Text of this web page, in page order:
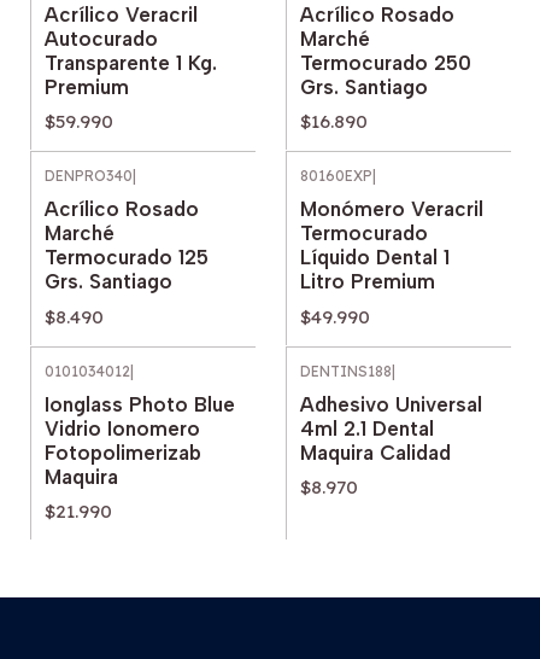
Acrílico Veracril
Autocurado
Transparente 1 Kg.
Premium
$59.990
Acrílico Rosado
Marché
Termocurado 250
Grs. Santiago
$16.890
DENPRO340
Acrílico Rosado
Marché
Termocurado 125
Grs. Santiago
$8.490
80160EXP
Monómero Veracril
Termocurado
Líquido Dental 1
Litro Premium
$49.990
0101034012|
Ionglass Photo Blue
Vidrio Ionomero
Fotopolimerizab
Maquira
$21.990
DENTINS188|
Adhesivo Universal
4ml 2.1 Dental
Maquira Calidad
$8.970